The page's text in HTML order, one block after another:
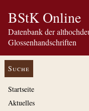
BStK Online
Datenbank der
Glossenhandschriften
Suche
Startseite
Aktuelles